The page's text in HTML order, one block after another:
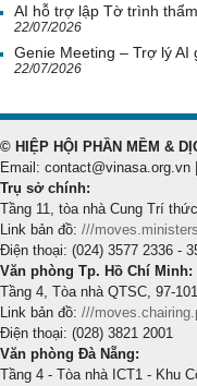
AI hỗ trợ lập Tờ trình
22/07/2026
Genie Meeting – Trợ lý
22/07/2026
© HIỆP HỘI PHẦN MỀM &
Email: contact@vinasa.org.vn
Trụ sở chính:
Tầng 11, tòa nhà Cung Trí
Link bản đồ: ///
Điện thoại: (024) 3577 2336 -
Văn phòng Tp. Hồ Chí Minh:
Tầng 4, Tòa nhà QTSC, 97-
Link bản đồ: ///
Điện thoại: (028) 3821 2001
Văn phòng Đà Nẵng:
Tầng 4 - Tòa nhà ICT1 - Khu